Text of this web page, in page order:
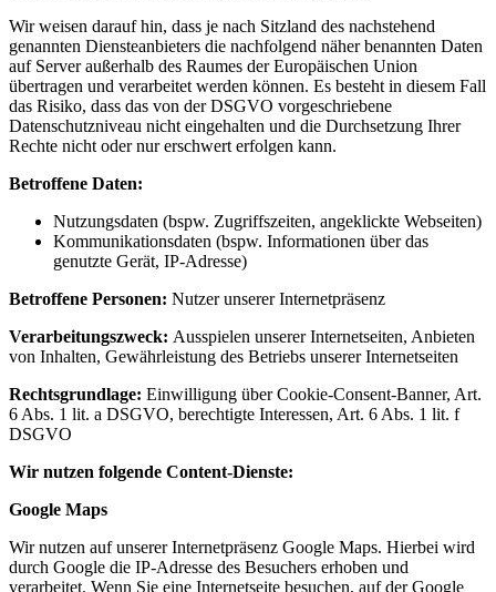
Wir weisen darauf hin, dass je nach Sitzland des nachstehend
genannten Diensteanbieters die nachfolgend näher benannten Daten
auf Server außerhalb des Raumes der Europäischen Union
übertragen und verarbeitet werden können. Es besteht in diesem Fall
das Risiko, dass das von der DSGVO vorgeschriebene
Datenschutzniveau nicht eingehalten und die Durchsetzung Ihrer
Rechte nicht oder nur erschwert erfolgen kann.
Betroffene Daten:
Nutzungsdaten (bspw. Zugriffszeiten, angeklickte Webseiten)
Kommunikationsdaten (bspw. Informationen über das
genutzte Gerät, IP-Adresse)
Betroffene Personen: Nutzer unserer Internetpräsenz
Verarbeitungszweck: Ausspielen unserer Internetseiten, Anbieten
von Inhalten, Gewährleistung des Betriebs unserer Internetseiten
Rechtsgrundlage: Einwilligung über Cookie-Consent-Banner, Art.
6 Abs. 1 lit. a DSGVO, berechtigte Interessen, Art. 6 Abs. 1 lit. f
DSGVO
Wir nutzen folgende Content-Dienste:
Google Maps
Wir nutzen auf unserer Internetpräsenz Google Maps. Hierbei wird
durch Google die IP-Adresse des Besuchers erhoben und
verarbeitet. Wenn Sie eine Internetseite besuchen, auf der Google